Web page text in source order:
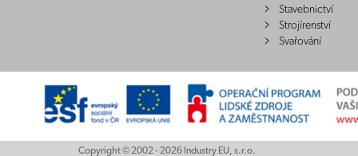
Stavebnictví
Strojírenství
Svařování
Copyright © 2002 - 2026 Industry EU, s.r.o.